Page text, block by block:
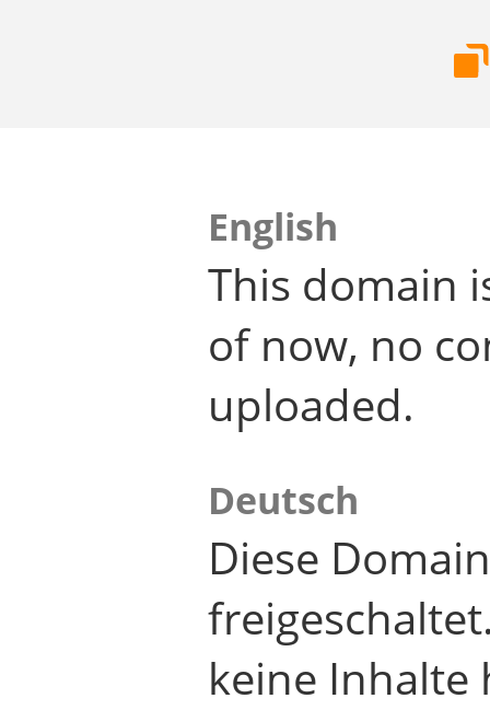
English
This domain
of now, no
uploaded.
Deutsch
Diese
keine Inhalte